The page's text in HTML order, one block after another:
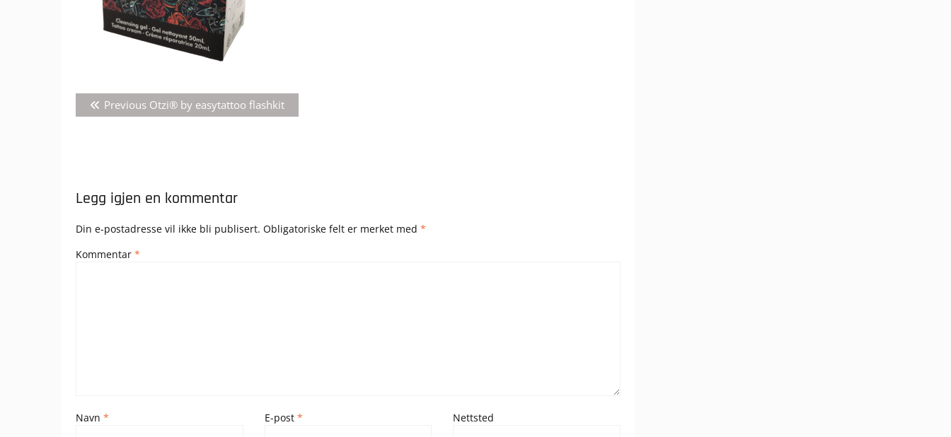
Innleggsnavigasjon
Previous Previous
post:
Otzi® by easytattoo flashkit
Legg igjen en kommentar
Din e-postadresse vil ikke bli publisert. Obligatoriske felt er merket med *
Kommentar *
Navn * E-post * Nettsted